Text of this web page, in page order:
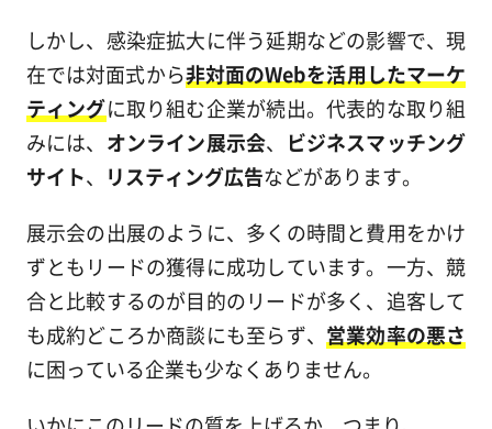
しかし、感染症拡大に伴う延期などの影響で、現
在では対面式から非対面のWebを活用したマーケ
ティングに取り組む企業が続出。代表的な取り組
みには、 オンライン展示会、
ビジネスマッチング
サイト、 リスティング広告などがあります。
展示会の出展のように、多くの時間と費用をかけ
ずともリードの獲得に成功しています。一方、競
合と比較するのが目的のリードが多く、追客して
も成約どころか商談にも至らず、 営業効率の悪さ
に困っている企業も少なくありません。